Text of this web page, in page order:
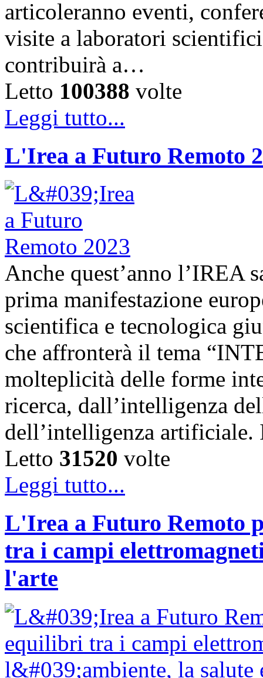
articoleranno eventi,
visite a laboratori
contribuirà a…
Letto 100388 volte
Leggi tutto...
L'Irea a Futuro Remoto
Anche quest’anno l’IREA
prima manifestazione
scientifica e tecnologica
che affronterà il tema
molteplicità delle forme
ricerca, dall’intelligenza
dell’intelligenza
Letto 31520 volte
Leggi tutto...
L'Irea a Futuro Remoto
tra i campi
l'arte